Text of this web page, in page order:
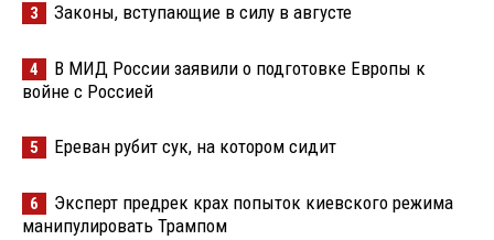
3 Законы, вступающие в силу в августе
4
В МИД России заявили о подготовке Европы к
войне с Россией
5 Ереван рубит сук, на котором сидит
6
Эксперт предрек крах попыток киевского режима
манипулировать Трампом